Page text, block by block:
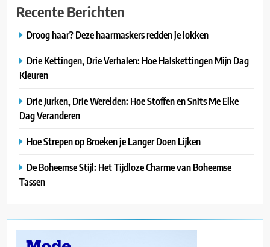
Recente Berichten
Droog haar? Deze haarmaskers redden je lokken
Drie Kettingen, Drie Verhalen: Hoe Halskettingen Mijn Dag
Kleuren
Drie Jurken, Drie Werelden: Hoe Stoffen en Snits Me Elke
Dag Veranderen
Hoe Strepen op Broeken je Langer Doen Lijken
De Boheemse Stijl: Het Tijdloze Charme van Boheemse
Tassen